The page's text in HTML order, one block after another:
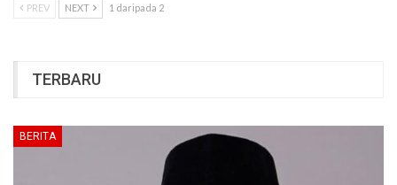
PREV NEXT 1 daripada 2
TERBARU
BERITA